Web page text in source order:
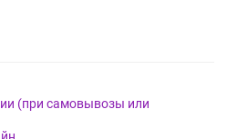
(при самовывозы или